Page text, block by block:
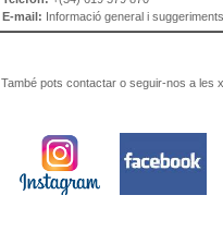
E-mail: Informació general i
També pots contactar o seguir-nos a les